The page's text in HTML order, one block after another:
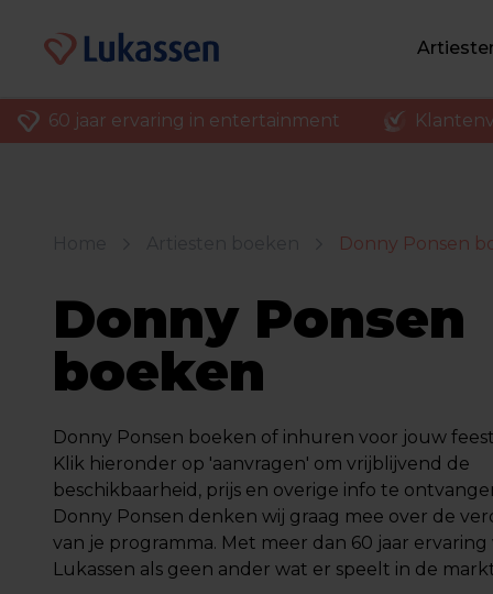
60 jaar ervaring in entertainment
Donny Ponsen
Donny Ponsen
boeken
Donny Ponsen boeken of inhuren voor jouw
Klik hieronder op 'aanvragen' om vrijblijvend de
beschikbaarheid, prijs en overige info te
Donny Ponsen denken wij graag mee over de
van je programma. Met meer dan 60 jaar
Lukassen als geen ander wat er speelt in de